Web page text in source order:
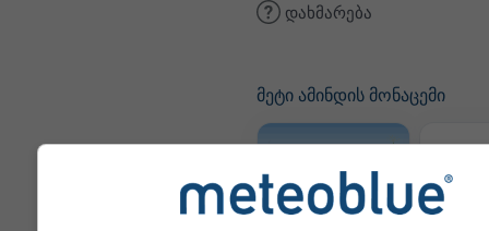
დახმარება
მეტი ამინდის მონაცემი